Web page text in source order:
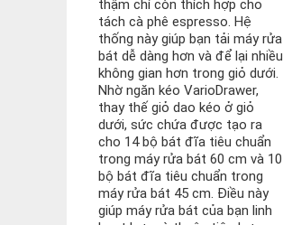
thậm chí còn thích hợp cho
tách cà phê espresso. Hệ
thống này giúp bạn tải máy rửa
bát dễ dàng hơn và để lại nhiều
không gian hơn trong giỏ dưới.
Nhờ ngăn kéo VarioDrawer,
thay thế giỏ dao kéo ở giỏ
dưới, sức chứa được tạo ra
cho 14 bộ bát đĩa tiêu chuẩn
trong máy rửa bát 60 cm và 10
bộ bát đĩa tiêu chuẩn trong
máy rửa bát 45 cm. Điều này
giúp máy rửa bát của bạn linh